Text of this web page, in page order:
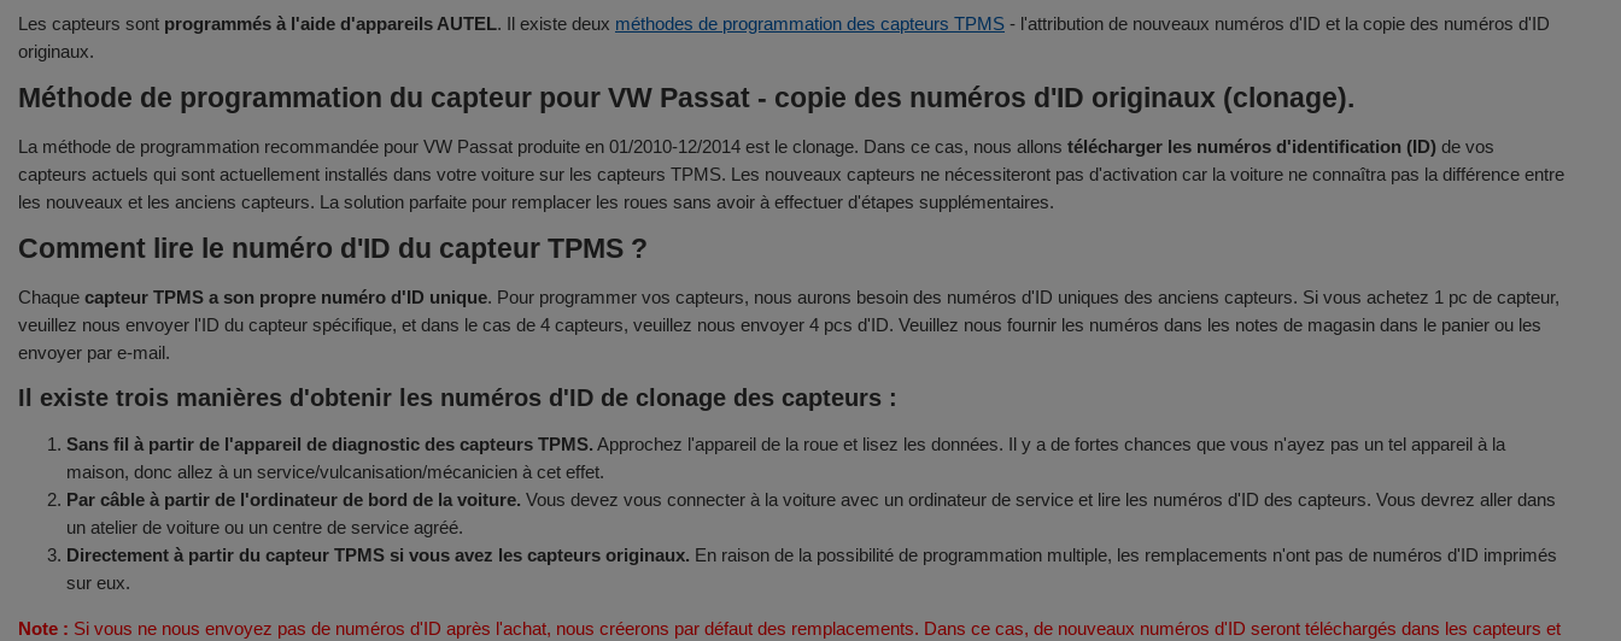
Les capteurs sont programmés à l'aide d'appareils AUTEL. Il existe deux méthodes de programmation des capteurs TPMS - l'attribution de nouveaux numéros d'ID et la copie des numéros d'ID
originaux.
Méthode de programmation du capteur pour VW Passat - copie des numéros d'ID originaux (clonage).
La méthode de programmation recommandée pour VW Passat produite en 01/2010-12/2014 est le clonage. Dans ce cas, nous allons télécharger les numéros d'identification (ID) de vos
capteurs actuels qui sont actuellement installés dans votre voiture sur les capteurs TPMS. Les nouveaux capteurs ne nécessiteront pas d'activation car la voiture ne connaîtra pas la différence entre
les nouveaux et les anciens capteurs. La solution parfaite pour remplacer les roues sans avoir à effectuer d'étapes supplémentaires.
Comment lire le numéro d'ID du capteur TPMS ?
Chaque capteur TPMS a son propre numéro d'ID unique. Pour programmer vos capteurs, nous aurons besoin des numéros d'ID uniques des anciens capteurs. Si vous achetez 1 pc de capteur,
veuillez nous envoyer l'ID du capteur spécifique, et dans le cas de 4 capteurs, veuillez nous envoyer 4 pcs d'ID. Veuillez nous fournir les numéros dans les notes de magasin dans le panier ou les
envoyer par e-mail.
Il existe trois manières d'obtenir les numéros d'ID de clonage des capteurs :
Sans fil à partir de l'appareil de diagnostic des capteurs TPMS. Approchez l'appareil de la roue et lisez les données. Il y a de fortes chances que vous n'ayez pas un tel appareil à la
maison, donc allez à un service/vulcanisation/mécanicien à cet effet.
Par câble à partir de l'ordinateur de bord de la voiture. Vous devez vous connecter à la voiture avec un ordinateur de service et lire les numéros d'ID des capteurs. Vous devrez aller dans
un atelier de voiture ou un centre de service agréé.
Directement à partir du capteur TPMS si vous avez les capteurs originaux. En raison de la possibilité de programmation multiple, les remplacements n'ont pas de numéros d'ID imprimés
sur eux.
Note : Si vous ne nous envoyez pas de numéros d'ID après l'achat, nous créerons par défaut des remplacements. Dans ce cas, de nouveaux numéros d'ID seront téléchargés dans les capteurs et